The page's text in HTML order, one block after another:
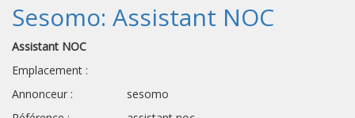
Sesomo: Assistant NOC
Assistant NOC
Emplacement :
Annonceur : sesomo